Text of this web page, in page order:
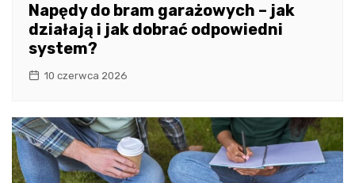
Napędy do bram garażowych – jak
działają i jak dobrać odpowiedni
system?
10 czerwca 2026